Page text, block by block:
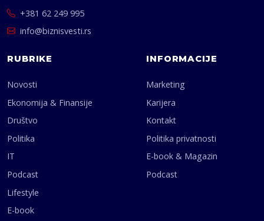
+381 62 249 995
info@biznisvesti.rs
RUBRIKE
Novosti
Ekonomija & Finansije
Društvo
Politika
IT
Podcast
Lifestyle
E-book
INFORMACIJE
Marketing
Karijera
Kontakt
Politika privatnosti
E-book & Magazin
Podcast